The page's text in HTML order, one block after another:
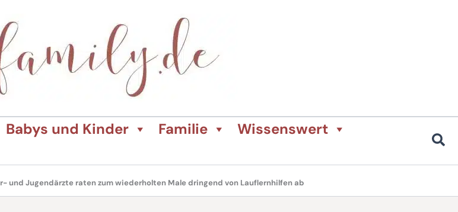
Babys und Kinder Familie
Wissenswert
und Jugendärzte raten zum wiederholten Male dringend von Lauflernhilfen ab